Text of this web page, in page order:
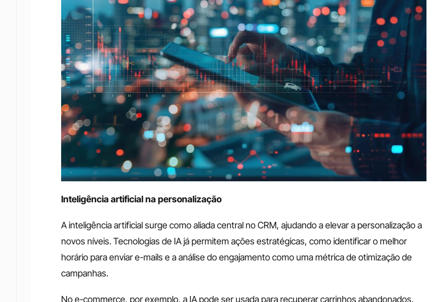
Inteligência artificial na personalização
A inteligência artificial surge como aliada central no CRM, ajudando a elevar a personalização a
novos níveis. Tecnologias de IA já permitem ações estratégicas, como identificar o melhor
horário para enviar e-mails e a análise do engajamento como uma métrica de otimização de
campanhas.
No e-commerce, por exemplo, a IA pode ser usada para recuperar carrinhos abandonados,